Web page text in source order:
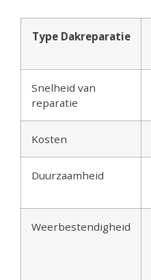
Type Dakreparatie
Snelheid van
reparatie
Kosten
Duurzaamheid
Weerbestendigheid